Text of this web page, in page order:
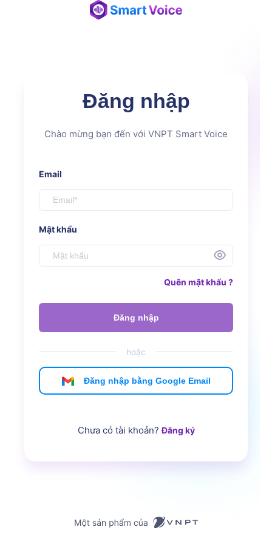
Đăng nhập
Chào mừng bạn đến với VNPT Smart Voice
Email
Mật khẩu
Quên mật khẩu ?
Đăng nhập
hoặc
Đăng nhập bằng Google Email
Chưa có tài khoản?Đăng ký